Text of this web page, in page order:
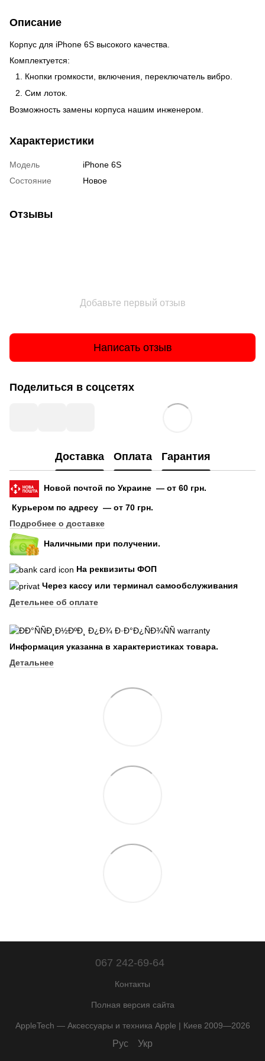
Описание
Корпус для iPhone 6S высокого качества.
Комплектуется:
Кнопки громкости, включения, переключатель вибро.
Сим лоток.
Возможность замены корпуса нашим инженером.
Характеристики
Модель
iPhone 6S
Состояние
Новое
Отзывы
Добавьте первый отзыв
Написать отзыв
Поделиться в соцсетях
Доставка Оплата Гарантия
Новой почтой по Украине — от 60 грн.
Курьером по адресу — от 70 грн.
Подробнее о доставке
Наличными при получении.
На реквизиты ФОП
Через кассу или терминал самообслуживания
Детельнее об оплате
Информация указанна в характеристиках товара.
Детальнее
067 242-69-64
Контакты
Полная версия сайта
AppleTech — Аксессуары и техника Apple | Киев 2009—2026
Рус Укр